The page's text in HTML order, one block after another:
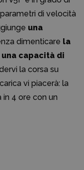
di velocità
una
dimenticare la
capacità di
la corsa su
vi piacerà: la
4 ore con un